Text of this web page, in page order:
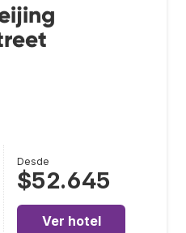
Desde
$52.645
Ver hotel